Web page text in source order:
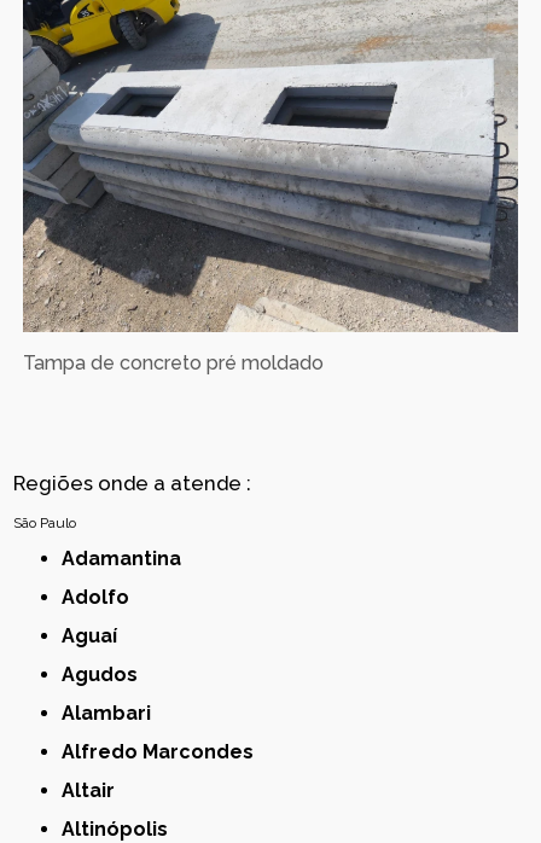
Tampa de concreto pré moldado
Regiões onde a atende :
São Paulo
Adamantina
Adolfo
Aguaí
Agudos
Alambari
Alfredo Marcondes
Altair
Altinópolis